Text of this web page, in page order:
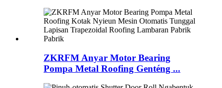
ZKRFM Anyar Motor Bearing
Pompa Metal Roofing Genténg ...